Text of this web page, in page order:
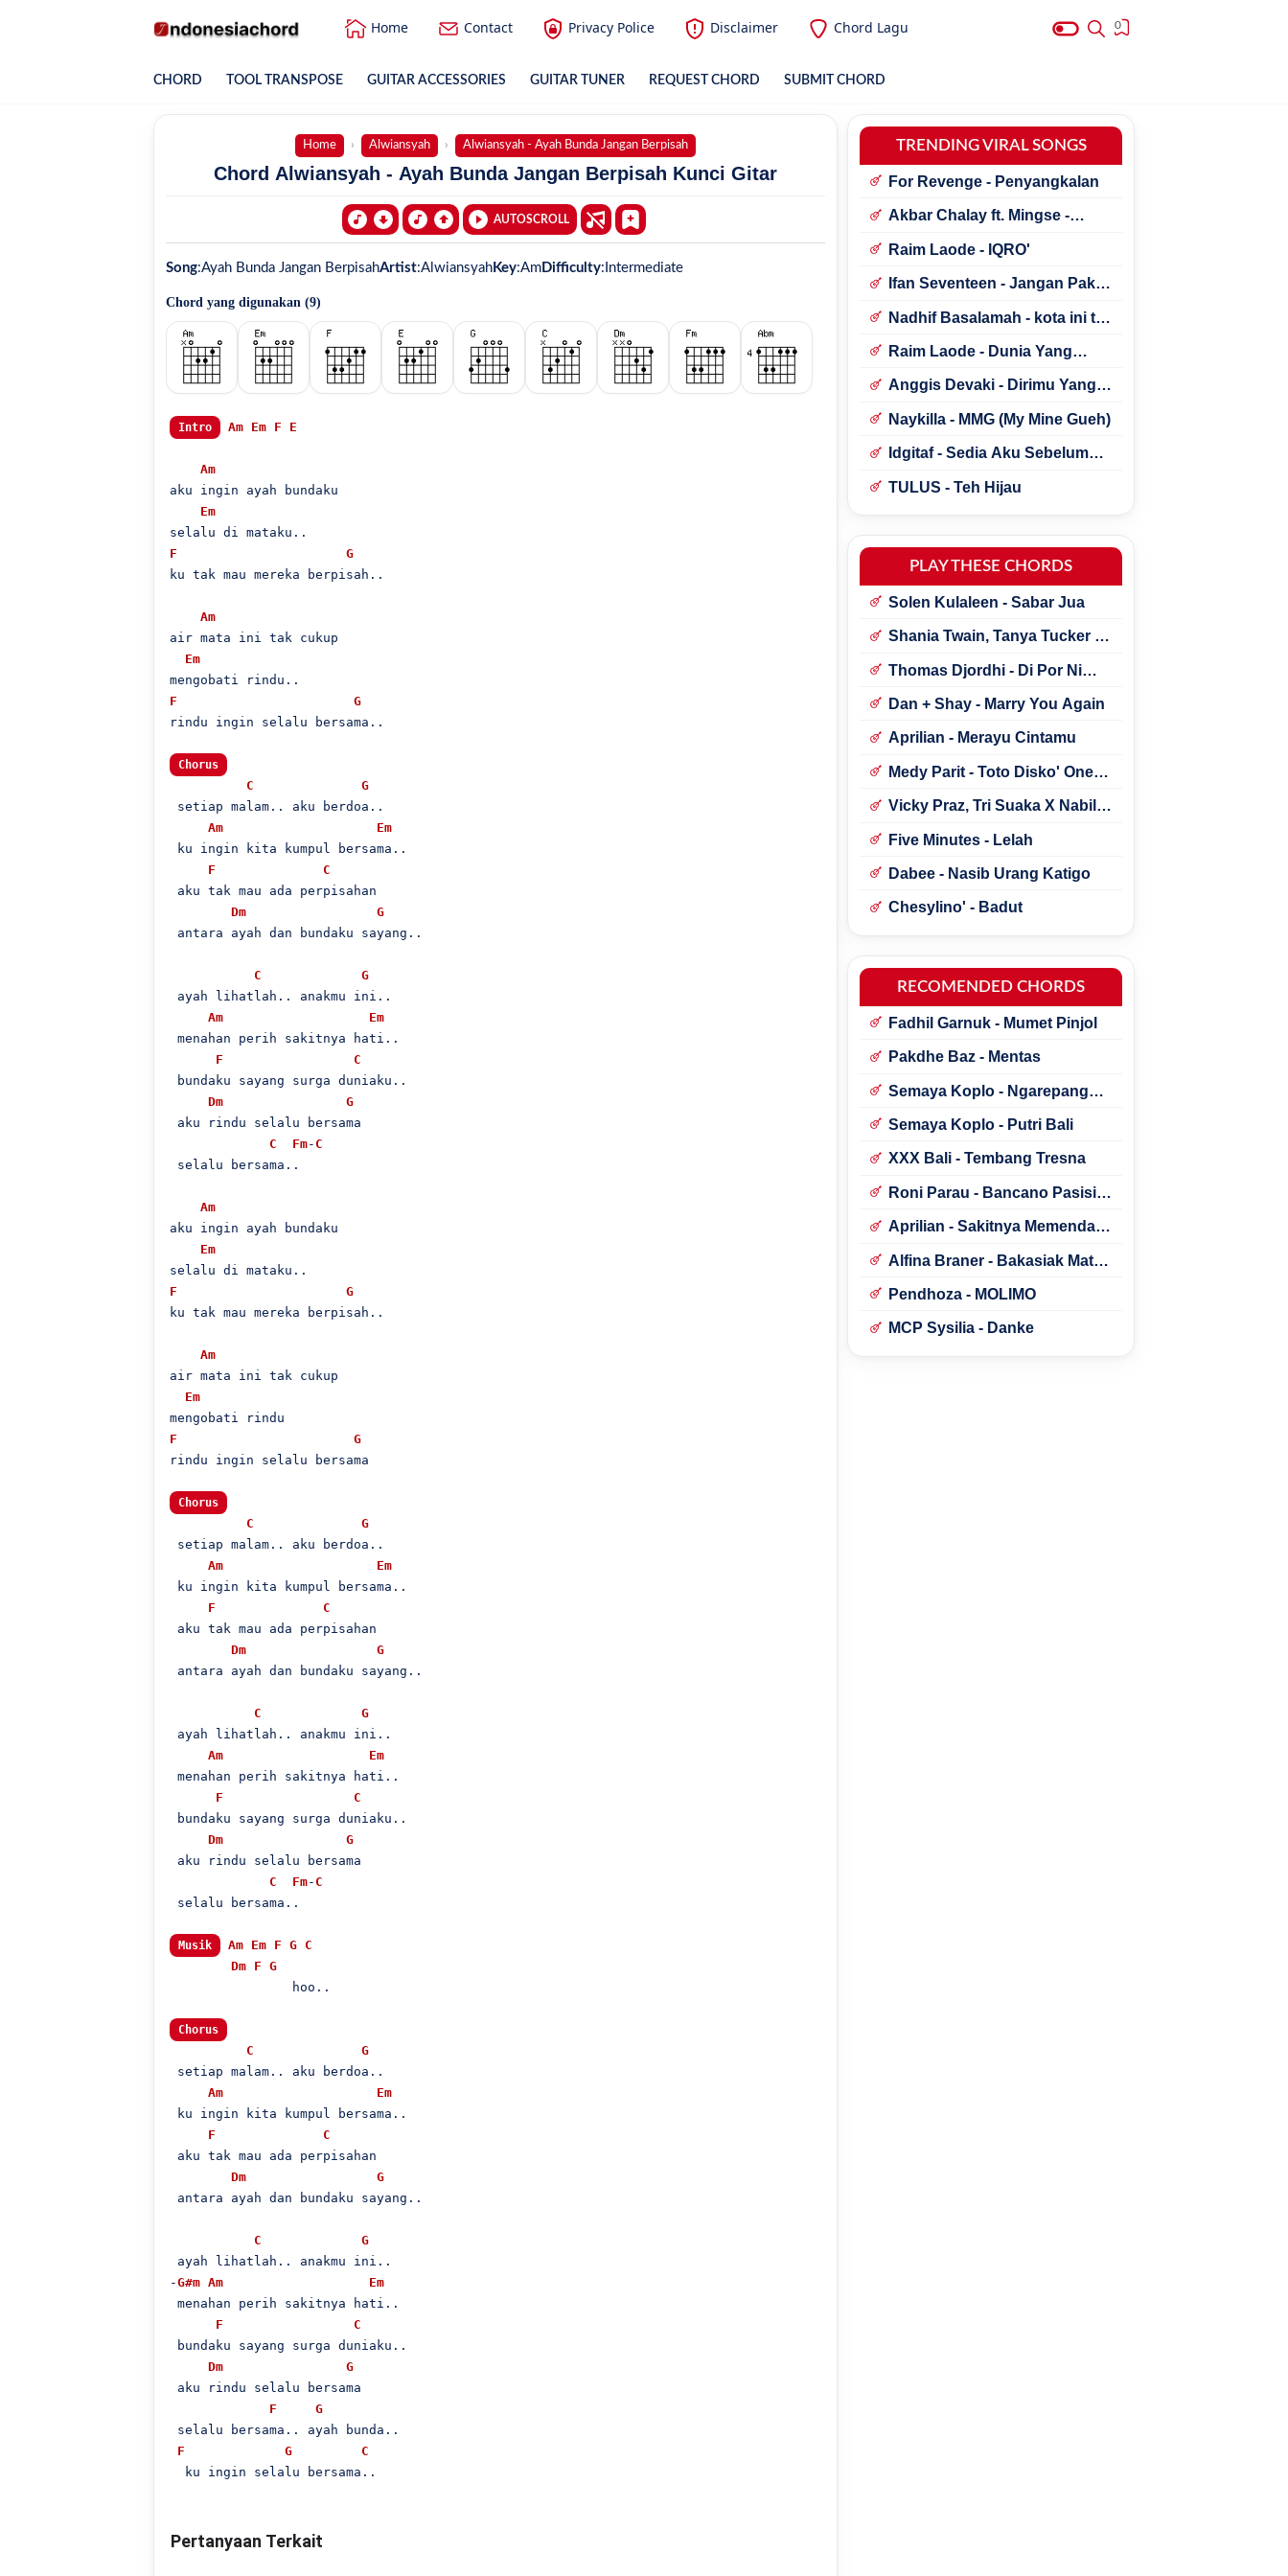
Home Contact Privacy Police Disclaimer Chord Lagu 0
CHORD TOOL TRANSPOSE GUITAR ACCESSORIES GUITAR TUNER REQUEST CHORD SUBMIT CHORD
Home Alwiansyah Alwiansyah - Ayah Bunda Jangan Berpisah
Chord Alwiansyah - Ayah Bunda Jangan Berpisah Kunci Gitar
AUTOSCROLL
Song:Ayah Bunda Jangan BerpisahArtist:Alwiansyah Key:Am Difficulty: Intermediate
Chord yang digunakan (9)
Intro Am Em F E
Am
aku ingin ayah bundaku
Em
F
G
ku tak mau mereka berpisah..
Am
air mata ini tak cukup
Em
F
G
rindu ingin selalu bersama..
Chorus
C
G
setiap malam.. aku berdoa..
Am
Em
ku ingin kita kumpul bersama..
F
C
aku tak mau ada perpisahan
Dm
G
antara ayah dan bundaku sayang..
C
G
ayah lihatlah.. anakmu ini..
Am
Em
menahan perih sakitnya hati..
F
C
bundaku sayang surga duniaku..
Dm
G
aku rindu selalu bersama
C
Fm- C
selalu bersama..
Am
aku ingin ayah bundaku
Em
F
G
ku tak mau mereka berpisah..
Am
air mata ini tak cukup
Em
F
G
rindu ingin selalu bersama
Chorus
C
G
setiap malam.. aku berdoa..
Am
Em
ku ingin kita kumpul bersama..
F
C
aku tak mau ada perpisahan
Dm
G
antara ayah dan bundaku sayang..
C
G
ayah lihatlah.. anakmu ini..
Am
Em
menahan perih sakitnya hati..
F
C
bundaku sayang surga duniaku..
Dm
G
aku rindu selalu bersama
C
Fm- C
selalu bersama..
Musik Am Em F G C
Dm F G
                hoo..
Chorus
C
G
setiap malam.. aku berdoa..
Am
Em
ku ingin kita kumpul bersama..
F
C
aku tak mau ada perpisahan
Dm
G
antara ayah dan bundaku sayang..
C
G
ayah lihatlah.. anakmu ini..
-G#m Am
Em
menahan perih sakitnya hati..
F
C
bundaku sayang surga duniaku..
Dm
G
aku rindu selalu bersama
F
G
selalu bersama.. ayah bunda..
F
G
C
  ku ingin selalu bersama..
Pertanyaan Terkait
TRENDING VIRAL SONGS
For Revenge - Penyangkalan
Akbar Chalay ft. Mingse -
Raim Laode - IQRO'
Ifan Seventeen - Jangan Paksa
Nadhif Basalamah - kota ini tak
Raim Laode - Dunia Yang
Anggis Devaki - Dirimu Yang
Naykilla - MMG (My Mine Gueh)
Idgitaf - Sedia Aku Sebelum
TULUS - Teh Hijau
PLAY THESE CHORDS
Solen Kulaleen - Sabar Jua
Shania Twain, Tanya Tucker -
Thomas Djordhi - Di Por Ni
Dan + Shay - Marry You Again
Aprilian - Merayu Cintamu
Medy Parit - Toto Disko' One
Vicky Praz, Tri Suaka X Nabila
Five Minutes - Lelah
Dabee - Nasib Urang Katigo
Chesylino' - Badut
RECOMENDED CHORDS
Fadhil Garnuk - Mumet Pinjol
Pakdhe Baz - Mentas
Semaya Koplo - Ngarepang
Semaya Koplo - Putri Bali
XXX Bali - Tembang Tresna
Roni Parau - Bancano Pasisia
Aprilian - Sakitnya Memendam
Alfina Braner - Bakasiak Mato
Pendhoza - MOLIMO
MCP Sysilia - Danke